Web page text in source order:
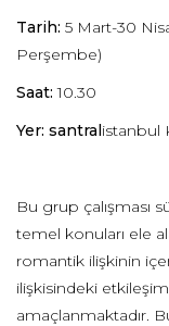
Tarih: 5 Mart-30
Perşembe)
Saat: 10.30
Yer: santralistanbul
Bu grup çalışması
temel konuları ele
romantik ilişkinin
ilişkisindeki
amaçlanmaktadır.